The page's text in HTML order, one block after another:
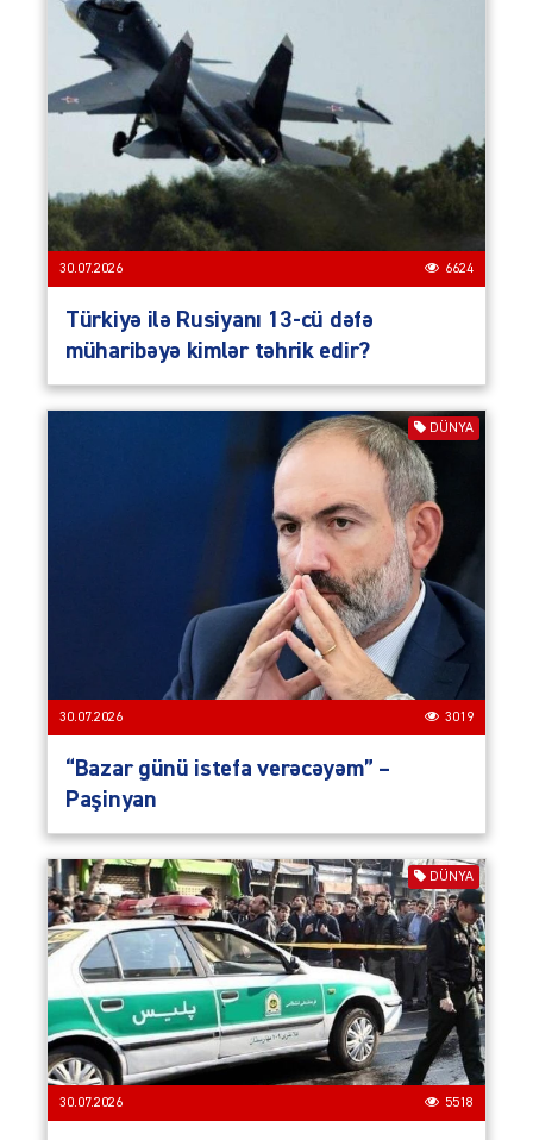
30.07.2026 6624
Türkiyə ilə Rusiyanı 13-cü dəfə
müharibəyə kimlər təhrik edir?
DÜNYA
30.07.2026 3019
“Bazar günü istefa verəcəyəm” –
Paşinyan
DÜNYA
30.07.2026 5518